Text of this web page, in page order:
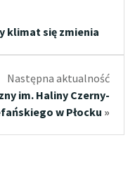
klimat się zmienia
Następna aktualność
im. Haliny Czerny-
w Płocku »